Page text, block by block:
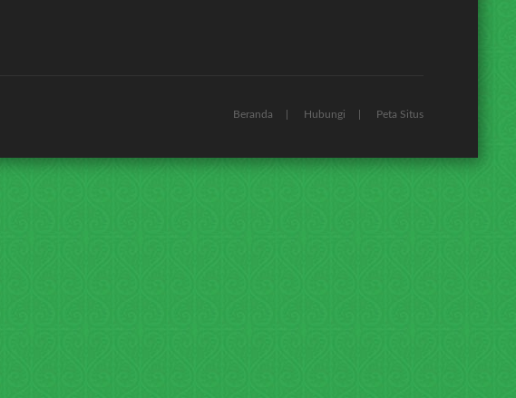
Beranda Hubungi Peta Situs